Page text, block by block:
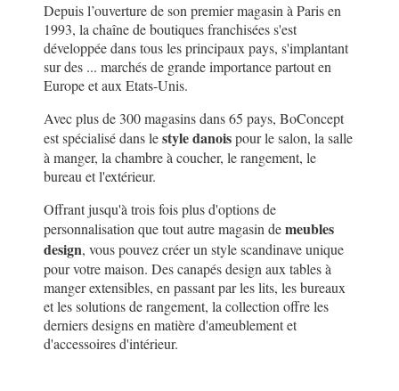
Depuis l’ouverture de son premier magasin à Paris en
1993, la chaîne de boutiques franchisées s'est
développée dans tous les principaux pays, s'implantant
sur des ... marchés de grande importance partout en
Europe et aux Etats-Unis.
Avec plus de 300 magasins dans 65 pays, BoConcept
est spécialisé dans lestyle danoispour le salon, la salle
à manger, la chambre à coucher, le rangement, le
bureau et l'extérieur.
Offrant jusqu'à trois fois plus d'options de
personnalisation que tout autre magasin demeubles
design, vous pouvez créer un style scandinave unique
pour votre maison. Des canapés design aux tables à
manger extensibles, en passant par les lits, les bureaux
et les solutions de rangement, la collection offre les
derniers designs en matière d'ameublement et
d'accessoires d'intérieur.